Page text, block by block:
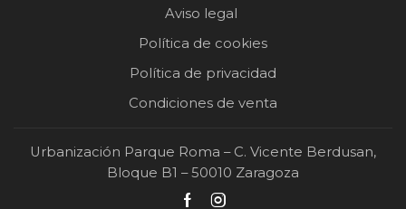
Aviso legal
Política de cookies
Política de privacidad
Condiciones de venta
Urbanización Parque Roma – C. Vicente Berdusan,
Bloque B1 – 50010 Zaragoza